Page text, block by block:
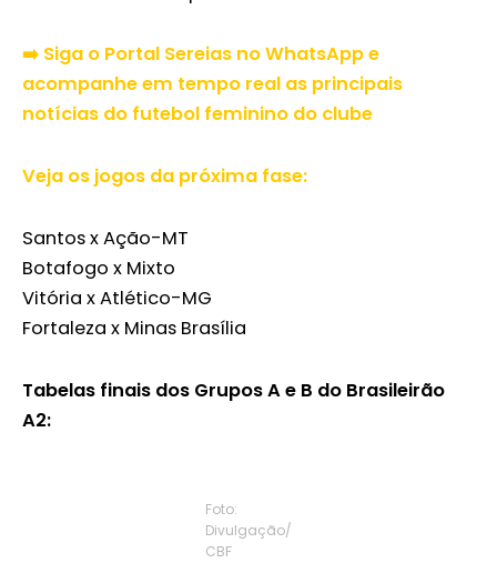
➡️ Siga o Portal Sereias no WhatsApp e
acompanhe em tempo real as principais
notícias do futebol feminino do clube
Veja os jogos da próxima fase:
Santos x Ação-MT
Botafogo x Mixto
Vitória x Atlético-MG
Fortaleza x Minas Brasília
Tabelas finais dos Grupos A e B do Brasileirão
A2:
Foto:
Divulgação/
CBF